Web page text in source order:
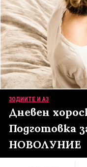
ЗОДИИТЕ И АЗ
Дневен
Подготовка
НОВОЛУНИЕ